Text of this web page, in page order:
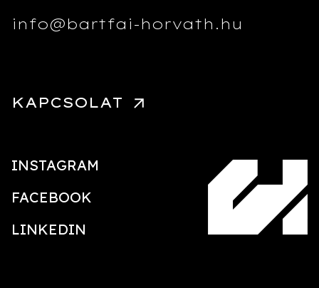
info@bartfai-horvath.hu
KAPCSOLAT
INSTAGRAM
FACEBOOK
LINKEDIN